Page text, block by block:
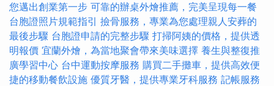
您邁出創業第一步 可靠的辦桌外燴推薦，完美呈現每一餐
台胞證照片規範指引 撿骨服務，專業為您處理親人安葬的
最後步驟 台胞證申請的完整步驟 打掃阿姨的價格，提供透
明報價 宜蘭外燴，為當地聚會帶來美味選擇 養生與整復推
廣學習中心 台中運動按摩服務 購買二手攤車，提供高效便
捷的移動餐飲設施 優質牙醫，提供專業牙科服務 記帳服務